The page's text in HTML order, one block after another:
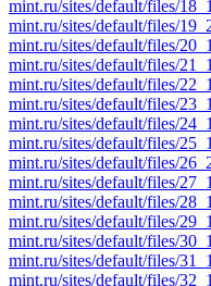
mint.ru/sites/default/files/
mint.ru/sites/default/files/
mint.ru/sites/default/files/
mint.ru/sites/default/files/
mint.ru/sites/default/files/
mint.ru/sites/default/files/
mint.ru/sites/default/files/
mint.ru/sites/default/files/
mint.ru/sites/default/files/
mint.ru/sites/default/files/
mint.ru/sites/default/files/
mint.ru/sites/default/files/
mint.ru/sites/default/files/
mint.ru/sites/default/files/
mint.ru/sites/default/files/